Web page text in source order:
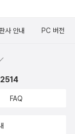
사 안내 PC 버전
FAQ